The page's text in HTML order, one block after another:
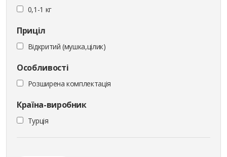
0,1-1 кг
Приціл
Відкритий (мушка,цілик)
Особливості
Розширена комплектація
Країна-виробник
Турція